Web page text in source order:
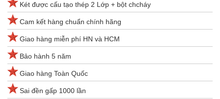
Két được cấu tạo thép 2 Lớp + bột chcháy
Cam kết hàng chuẩn chính hãng
Giao hàng miễn phí HN và HCM
Bảo hành 5 năm
Giao hàng Toàn Quốc
Sai đền gấp 1000 lần